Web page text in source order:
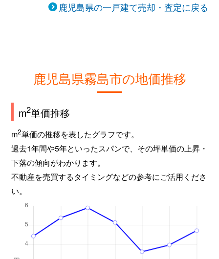
隼人町見次
2,500万円 隼人
福山町福山
580万円 国分(鹿児島)
福山町福山
福山町福山
400万円
牧園町上中津川
300万円 霧島温泉
牧園町三体堂
780万円 霧島温泉
牧園町高千穂
750万円 霧島温泉
牧園町高千穂
1,600万円
嘉例川
鹿児島県の一戸建て売却・査定に戻る
鹿児島県霧島市の地価推移
m2単価推移
m2単価の推移を表したグラフです。
過去1年間や5年といったスパンで、その坪単価の上昇・
下落の傾向がわかります。
不動産を売買するタイミングなどの参考にご活用くださ
い。